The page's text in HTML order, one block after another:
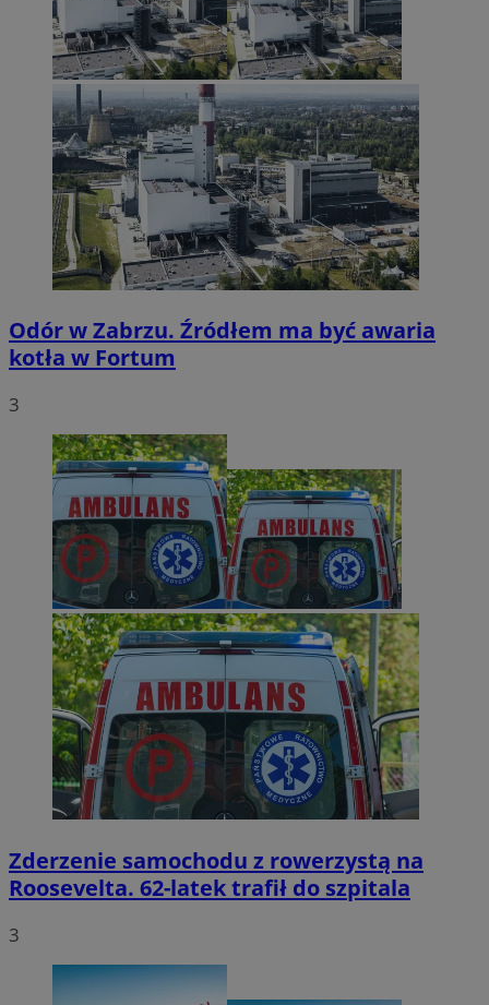
Odór w Zabrzu. Źródłem ma być awaria
kotła w Fortum
3
Zderzenie samochodu z rowerzystą na
Roosevelta. 62-latek trafił do szpitala
3